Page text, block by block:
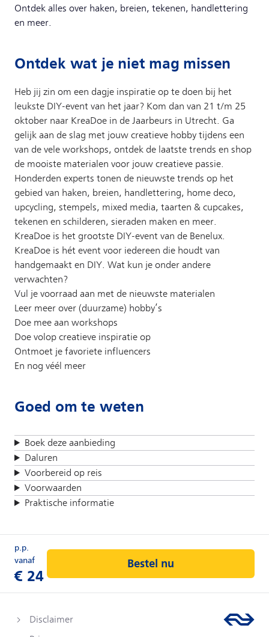
Ontdek alles over haken, breien, tekenen, handlettering
en meer.
Ontdek wat je niet mag missen
Heb jij zin om een dagje inspiratie op te doen bij het
leukste DIY-event van het jaar? Kom dan van 21 t/m 25
oktober naar KreaDoe in de Jaarbeurs in Utrecht. Ga
gelijk aan de slag met jouw creatieve hobby tijdens een
van de vele workshops, ontdek de laatste trends en shop
de mooiste materialen voor jouw creatieve passie.
Honderden experts tonen de nieuwste trends op het
gebied van haken, breien, handlettering, home deco,
upcycling, stempels, mixed media, taarten & cupcakes,
tekenen en schilderen, sieraden maken en meer.
KreaDoe is het grootste DIY-event van de Benelux.
KreaDoe is hét event voor iedereen die houdt van
handgemaakt en DIY. Wat kun je onder andere
verwachten?
Vul je voorraad aan met de nieuwste materialen
Leer meer over (duurzame) hobby’s
Doe mee aan workshops
Doe volop creatieve inspiratie op
Ontmoet je favoriete influencers
En nog véél meer
Goed om te weten
Boek deze aanbieding
Daluren
Voorbereid op reis
Voorwaarden
Praktische informatie
Bestel nu
Disclaimer